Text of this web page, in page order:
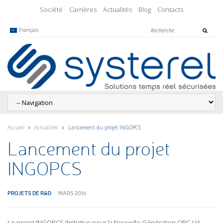
Société Carrières Actualités Blog Contacts
Français
Accueil Actualités Lancement du projet INGOPCS
Lancement du projet
INGOPCS
PROJETS DE R&D MARS 2016